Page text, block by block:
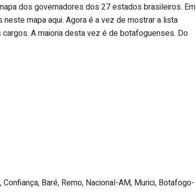
dos governadores dos 27 estados brasileiros. Em
mapa aqui. Agora é a vez de mostrar a lista
A maioria desta vez é de botafoguenses. Do
Baré, Remo, Nacional-AM, Murici, Botafogo-